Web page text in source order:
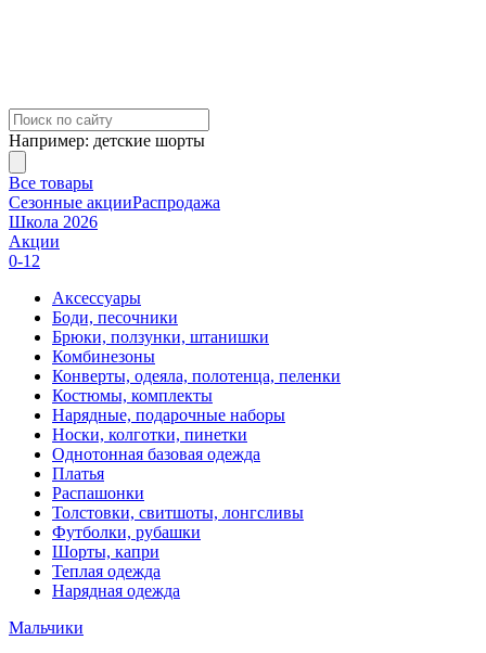
Например: детские шорты
Все товары
Сезонные акцииРаспродажа
Школа 2026
Акции
0-12
Аксессуары
Боди, песочники
Брюки, ползунки, штанишки
Комбинезоны
Конверты, одеяла, полотенца, пеленки
Костюмы, комплекты
Нарядные, подарочные наборы
Носки, колготки, пинетки
Однотонная базовая одежда
Платья
Распашонки
Толстовки, свитшоты, лонгсливы
Футболки, рубашки
Шорты, капри
Теплая одежда
Нарядная одежда
Мальчики